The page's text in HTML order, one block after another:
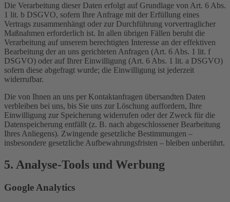
Die Verarbeitung dieser Daten erfolgt auf Grundlage von Art. 6 Abs.
1 lit. b DSGVO, sofern Ihre Anfrage mit der Erfüllung eines
Vertrags zusammenhängt oder zur Durchführung vorvertraglicher
Maßnahmen erforderlich ist. In allen übrigen Fällen beruht die
Verarbeitung auf unserem berechtigten Interesse an der effektiven
Bearbeitung der an uns gerichteten Anfragen (Art. 6 Abs. 1 lit. f
DSGVO) oder auf Ihrer Einwilligung (Art. 6 Abs. 1 lit. a DSGVO)
sofern diese abgefragt wurde; die Einwilligung ist jederzeit
widerrufbar.
Die von Ihnen an uns per Kontaktanfragen übersandten Daten
verbleiben bei uns, bis Sie uns zur Löschung auffordern, Ihre
Einwilligung zur Speicherung widerrufen oder der Zweck für die
Datenspeicherung entfällt (z. B. nach abgeschlossener Bearbeitung
Ihres Anliegens). Zwingende gesetzliche Bestimmungen –
insbesondere gesetzliche Aufbewahrungsfristen – bleiben unberührt.
5. Analyse-Tools und Werbung
Google Analytics